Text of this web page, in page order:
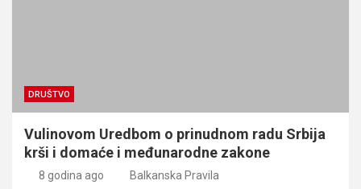
DRUŠTVO
Vulinovom Uredbom o prinudnom radu Srbija
krši i domaće i međunarodne zakone
8 godina ago Balkanska Pravila